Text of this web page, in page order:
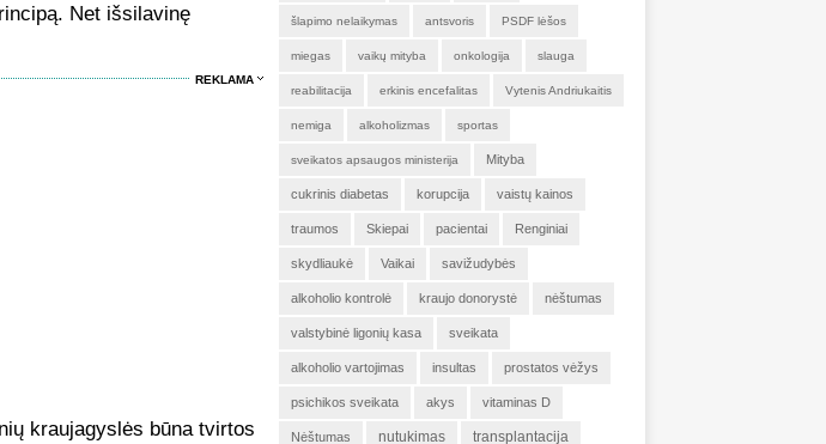
Net išsilavinę
REKLAMA
kraujagyslės būna tvirtos
šlapimo nelaikymas antsvoris PSDF lėšos
miegas vaikų mityba onkologija slauga
reabilitacija erkinis encefalitas Vytenis Andriukaitis
nemiga alkoholizmas sportas
sveikatos apsaugos ministerija Mityba
cukrinis diabetas korupcija vaistų kainos
traumos Skiepai pacientai Renginiai
skydliaukė Vaikai savižudybės
alkoholio kontrolė kraujo donorystė nėštumas
valstybinė ligonių kasa sveikata
alkoholio vartojimas insultas prostatos vėžys
psichikos sveikata akys vitaminas D
Nėštumas nutukimas transplantacija